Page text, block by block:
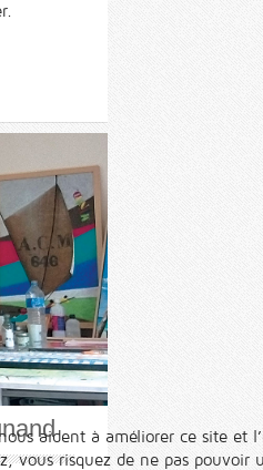
aident à améliorer ce site et
vous risquez de ne pas pouvoir